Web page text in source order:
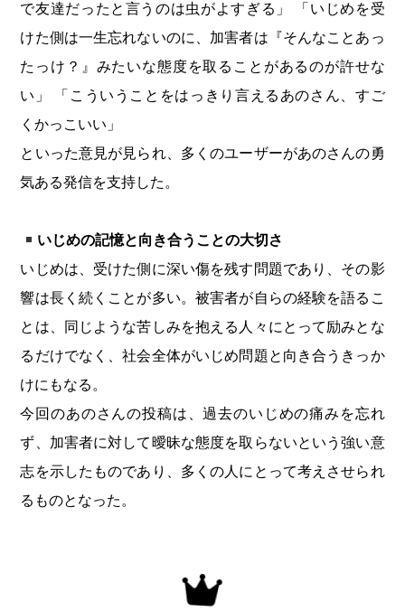
で友達だったと言うのは虫がよすぎる」 「いじめを受
けた側は一生忘れないのに、加害者は『そんなことあっ
たっけ？』みたいな態度を取ることがあるのが許せな
い」 「こういうことをはっきり言えるあのさん、すご
くかっこいい」
といった意見が見られ、多くのユーザーがあのさんの勇
気ある発信を支持した。
いじめの記憶と向き合うことの大切さ
いじめは、受けた側に深い傷を残す問題であり、その影
響は長く続くことが多い。被害者が自らの経験を語るこ
とは、同じような苦しみを抱える人々にとって励みとな
るだけでなく、社会全体がいじめ問題と向き合うきっか
けにもなる。
今回のあのさんの投稿は、過去のいじめの痛みを忘れ
ず、加害者に対して曖昧な態度を取らないという強い意
志を示したものであり、多くの人にとって考えさせられ
るものとなった。